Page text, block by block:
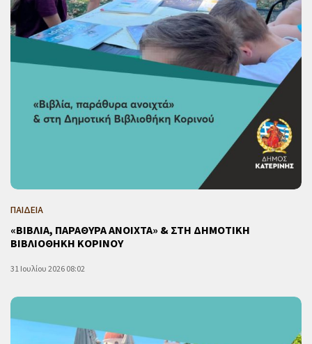
ΠΑΙΔΕΙΑ
«ΒΙΒΛΙΑ, ΠΑΡΑΘΥΡΑ ΑΝΟΙΧΤΑ» & ΣΤΗ ΔΗΜΟΤΙΚΗ
ΒΙΒΛΙΟΘΗΚΗ ΚΟΡΙΝΟΥ
31 Ιουλίου 2026 08:02